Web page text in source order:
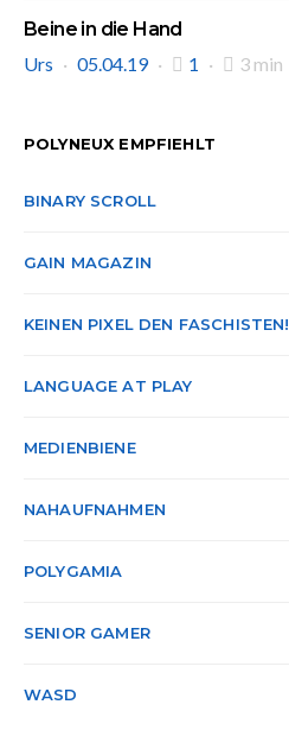
Beine in die Hand
Urs
05.04.19 1 3 min
POLYNEUX EMPFIEHLT
BINARY SCROLL
GAIN MAGAZIN
KEINEN PIXEL DEN FASCHISTEN!
LANGUAGE AT PLAY
MEDIENBIENE
NAHAUFNAHMEN
POLYGAMIA
SENIOR GAMER
WASD